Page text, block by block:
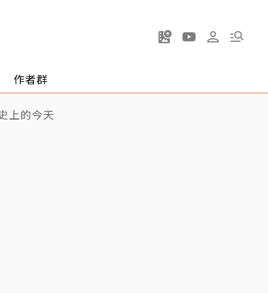
作者群
上的今天